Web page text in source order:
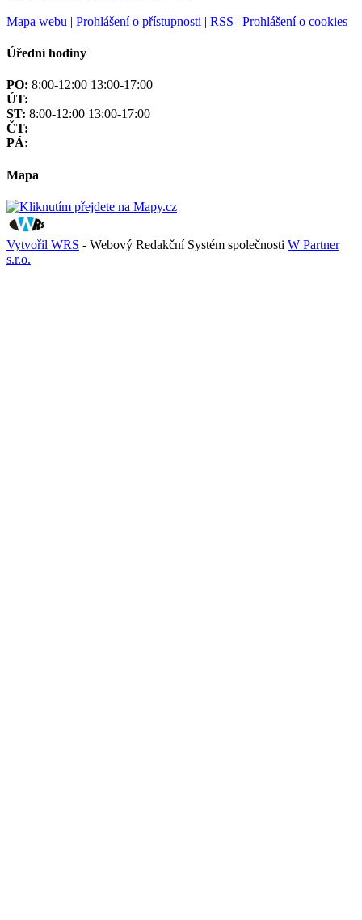
Mapa webu | Prohlášení o přístupnosti | RSS | Prohlášení o cookies
Úřední hodiny
PO: 8:00-12:00 13:00-17:00
ÚT:
ST: 8:00-12:00 13:00-17:00
ČT:
PÁ:
Mapa
Vytvořil WRS - Webový Redakční Systém společnosti W Partner
s.r.o.